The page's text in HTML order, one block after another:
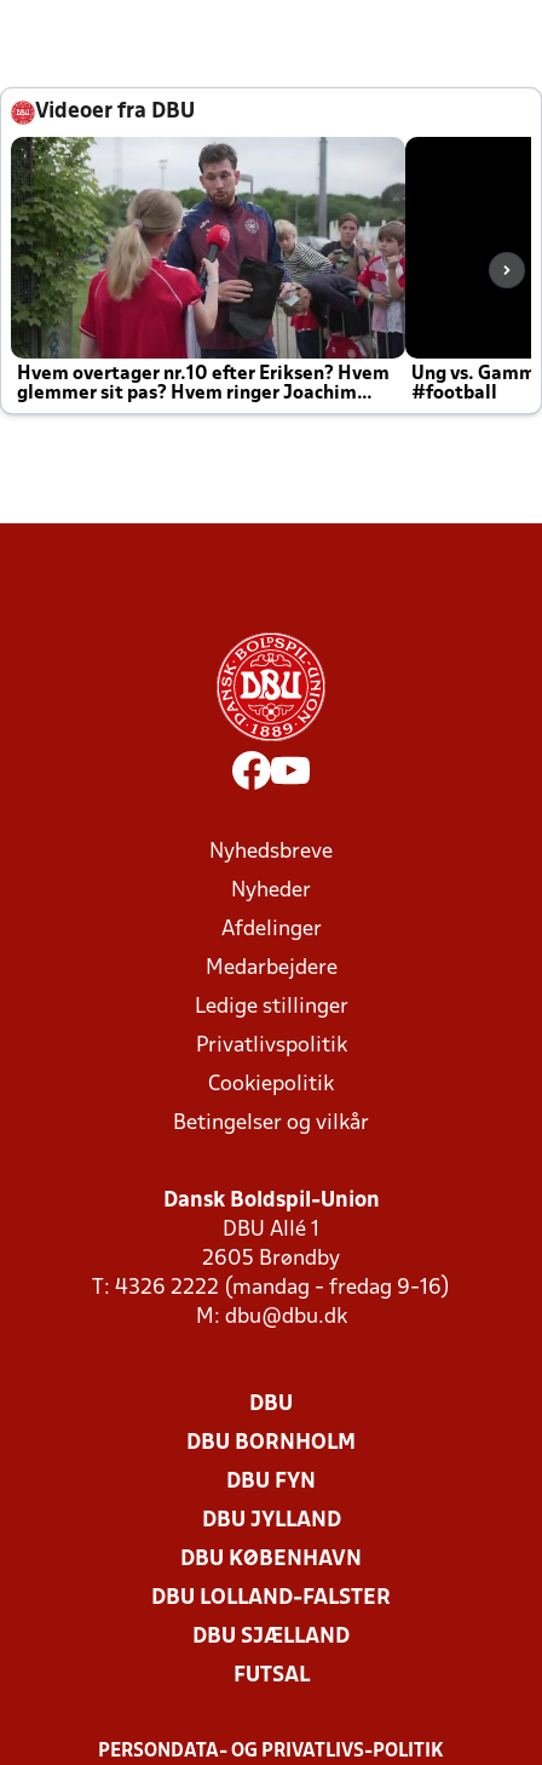
Videoer fra DBU
Hvem overtager nr.10 efter Eriksen? Hvem
glemmer sit pas? Hvem ringer Joachim
altid til efter kampe?
Ung vs.
#football
Nyhedsbreve
Nyheder
Afdelinger
Medarbejdere
Ledige stillinger
Privatlivspolitik
Cookiepolitik
Betingelser og vilkår
Dansk Boldspil-Union
DBU Allé 1
2605 Brøndby
T: 4326 2222 (mandag - fredag 9-16)
M: dbu@dbu.dk
DBU
DBU BORNHOLM
DBU FYN
DBU JYLLAND
DBU KØBENHAVN
DBU LOLLAND-FALSTER
DBU SJÆLLAND
FUTSAL
PERSONDATA- OG PRIVATLIVS-POLITIK